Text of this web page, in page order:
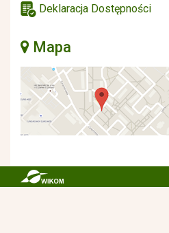
Deklaracja Dostępności
Mapa